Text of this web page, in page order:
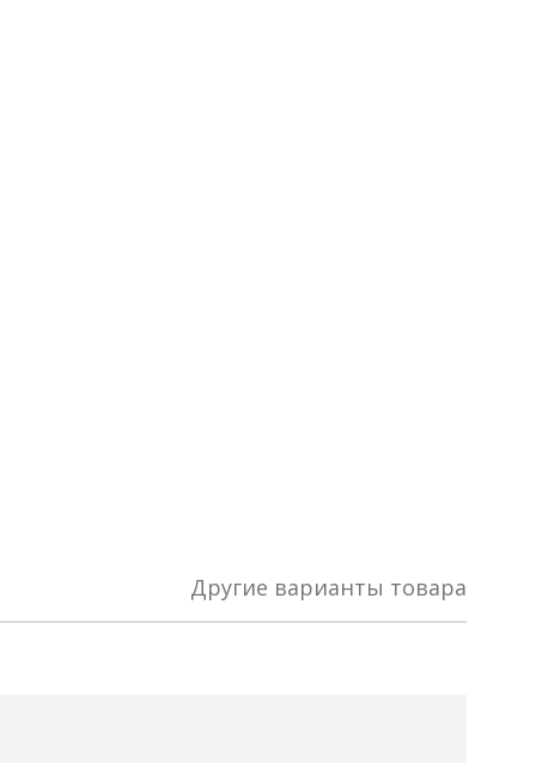
Другие варианты товара